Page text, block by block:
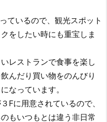
ているので、観光スポット
をしたい時にも重宝しま
レストランで食事を楽し
んだり買い物をのんびり
なっています。
Fに用意されているので、
もいつもとは違う非日常